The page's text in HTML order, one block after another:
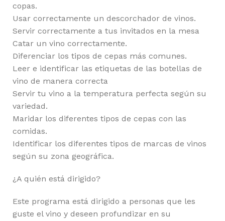
copas.
Usar correctamente un descorchador de vinos.
Servir correctamente a tus invitados en la mesa
Catar un vino correctamente.
Diferenciar los tipos de cepas más comunes.
Leer e identificar las etiquetas de las botellas de
vino de manera correcta
Servir tu vino a la temperatura perfecta según su
variedad.
Maridar los diferentes tipos de cepas con las
comidas.
Identificar los diferentes tipos de marcas de vinos
según su zona geográfica.
¿A quién está dirigido?
Este programa está dirigido a personas que les
guste el vino y deseen profundizar en su